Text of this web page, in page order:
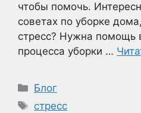
чтобы помочь.
советах по уборке
стресс? Нужна помощь
процесса уборки …
Рубрики
Блог
Метки
стресс